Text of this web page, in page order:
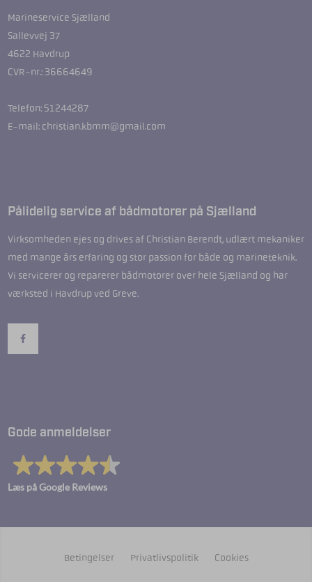
Marineservice Sjælland
Sallevvej 37
4622 Havdrup
CVR-nr.: 36664649
Telefon: 51244287
E-mail: christian.kbmm@gmail.com
Pålidelig service af bådmotorer på Sjælland
Virksomheden ejes og drives af Christian Berendt, udlært mekaniker
med mange års erfaring og stor passion for både og marineteknik.
Vi servicerer og reparerer bådmotorer over hele Sjælland og har
værksted i Havdrup ved Greve.
Gode anmeldelser
Læs på Google Reviews
Betingelser Privatlivspolitik Cookies